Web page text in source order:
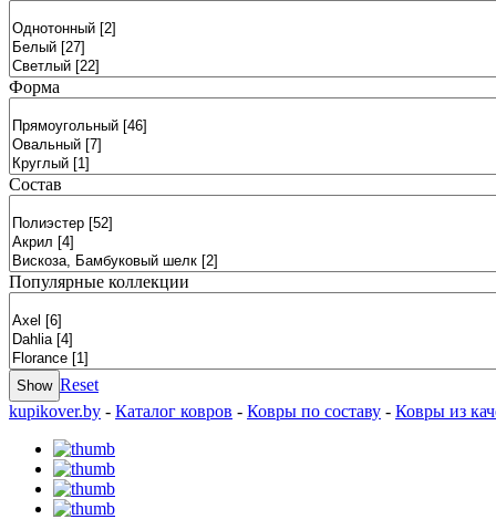
Форма
Состав
Популярные коллекции
Reset
kupikover.by - Каталог ковров - Ковры по составу - Ковры из